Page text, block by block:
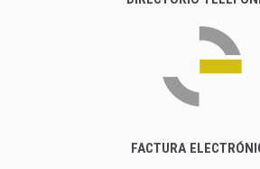
FACTURA